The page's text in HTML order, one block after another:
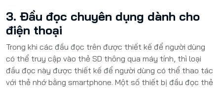
3. Đầu đọc chuyên dụng dành cho
điện thoại
Trong khi các đầu đọc trên được thiết kế để người dùng
có thể truy cập vào thẻ SD thông qua máy tính, thì loại
đầu đọc này được thiết kế để người dùng có thể thao tác
với thẻ nhớ bằng smartphone. Một số thiết bị đầu đọc thẻ